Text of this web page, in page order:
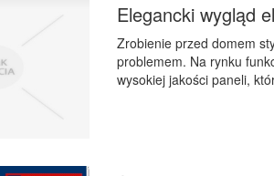
Elegancki wygląd
Zrobienie przed domem
problemem. Na rynku
wysokiej jakości paneli,